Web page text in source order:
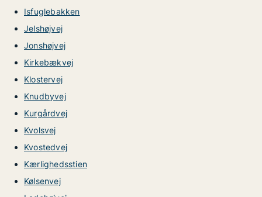
Isfuglebakken
Jelshøjvej
Jonshøjvej
Kirkebækvej
Klostervej
Knudbyvej
Kurgårdvej
Kvolsvej
Kvostedvej
Kærlighedsstien
Kølsenvej